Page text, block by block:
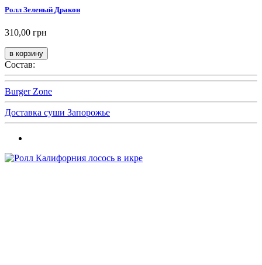
Ролл Зеленый Дракон
310,00 грн
Состав:
Burger Zone
Доставка суши Запорожье